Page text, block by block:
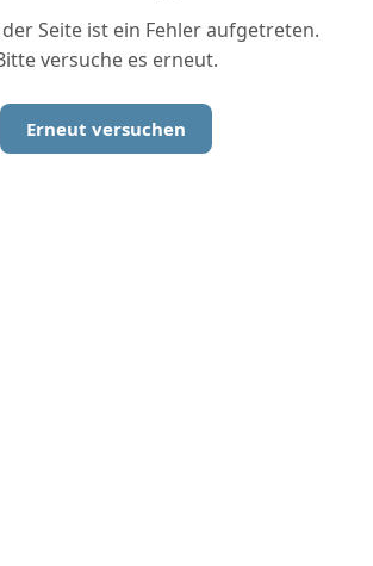
Seite ist ein Fehler aufgetreten.
versuche es erneut.
Erneut versuchen